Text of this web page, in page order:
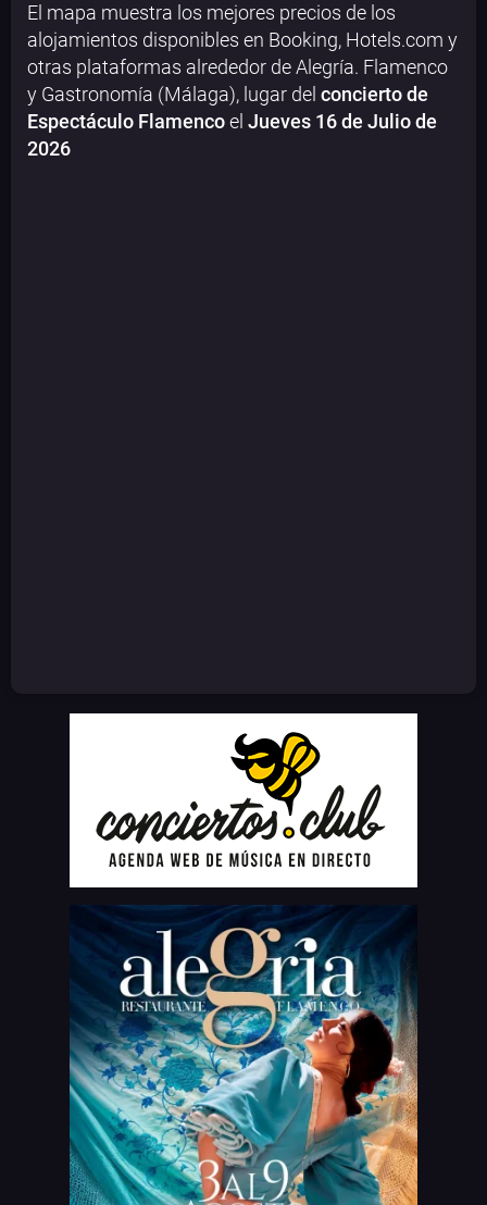
El mapa muestra los mejores precios de los
alojamientos disponibles en Booking, Hotels.com y
otras plataformas alrededor de Alegría. Flamenco
y Gastronomía (Málaga), lugar del concierto de
Espectáculo Flamencoel Jueves 16 de Julio de
2026